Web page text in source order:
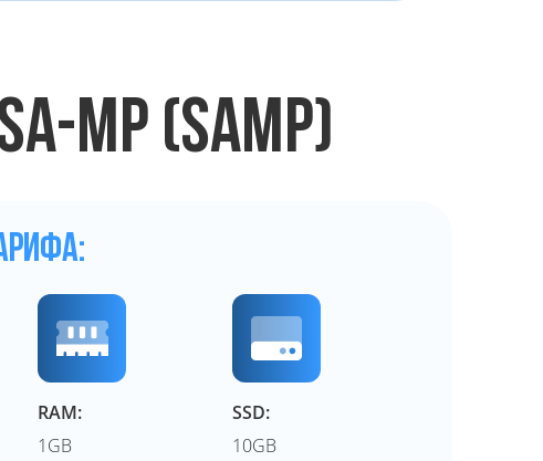
MP (SAMP)
RAM:
1GB
SSD:
10GB